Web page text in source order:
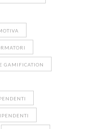
GAMIFICATION